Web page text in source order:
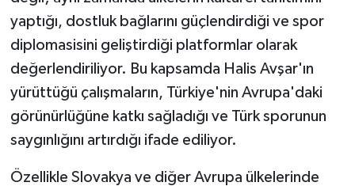
yaptığı, dostluk bağlarını güçlendirdiği ve spor
diplomasisini geliştirdiği platformlar olarak
değerlendiriliyor. Bu kapsamda Halis Avşar'ın
yürüttüğü çalışmaların, Türkiye'nin Avrupa'daki
görünürlüğüne katkı sağladığı ve Türk sporunun
saygınlığını artırdığı ifade ediliyor.
Özellikle Slovakya ve diğer Avrupa ülkelerinde